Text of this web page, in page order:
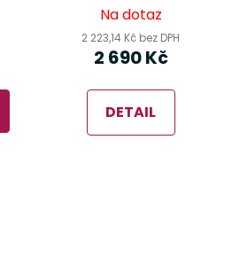
Na dotaz
2 223,14 Kč bez DPH
2 690 Kč
DETAIL